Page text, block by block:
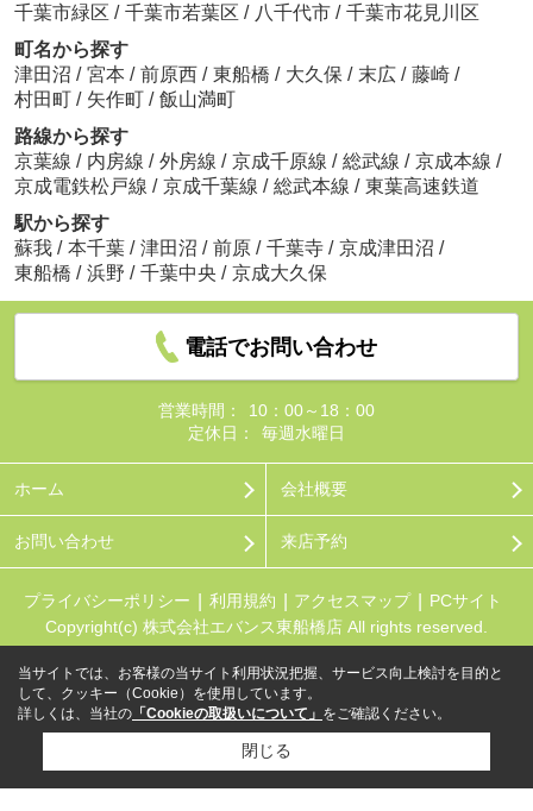
千葉市緑区 / 千葉市若葉区 / 八千代市 / 千葉市花見川区
町名から探す
津田沼 / 宮本 / 前原西 / 東船橋 / 大久保 / 末広 / 藤崎 /
村田町 / 矢作町 / 飯山満町
路線から探す
京葉線 / 内房線 / 外房線 / 京成千原線 / 総武線 / 京成本線 /
京成電鉄松戸線 / 京成千葉線 / 総武本線 / 東葉高速鉄道
駅から探す
蘇我 / 本千葉 / 津田沼 / 前原 / 千葉寺 / 京成津田沼 /
東船橋 / 浜野 / 千葉中央 / 京成大久保
電話でお問い合わせ
営業時間：
10：00～18：00
定休日：
毎週水曜日
ホーム 会社概要
お問い合わせ 来店予約
プライバシーポリシー 利用規約 アクセスマップ
PCサイト
Copyright(c) 株式会社エバンス東船橋店 All rights reserved.
当サイトでは、お客様の当サイト利用状況把握、サービス向上検討を目的と
して、クッキー（Cookie）を使用しています。
詳しくは、当社の 「Cookieの取扱いについて」 をご確認ください。
閉じる